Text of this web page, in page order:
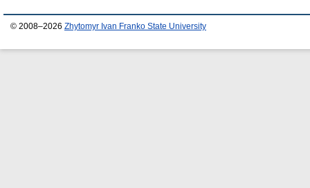
© 2008–2026 Zhytomyr Ivan Franko State University